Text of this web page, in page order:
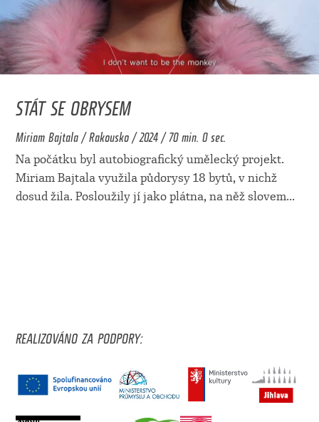
STÁT SE OBRYSEM
Miriam Bajtala / Rakousko / 2024 / 70 min. 0 sec.
Na počátku byl autobiografický umělecký projekt.
Miriam Bajtala využila půdorysy 18 bytů, v nichž
dosud žila. Posloužily jí jako plátna, na něž slovem...
REALIZOVÁNO ZA PODPORY: